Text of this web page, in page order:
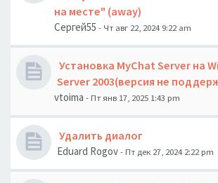
на месте" (away)
Сергей55 - Чт авг 22, 2024 9:22 am
Установка MyChat Server на
Server 2003(версия не
vtoima - Пт янв 17, 2025 1:43 pm
Удалить диалог
Eduard Rogov- Пт дек 27, 2024 2:22 pm